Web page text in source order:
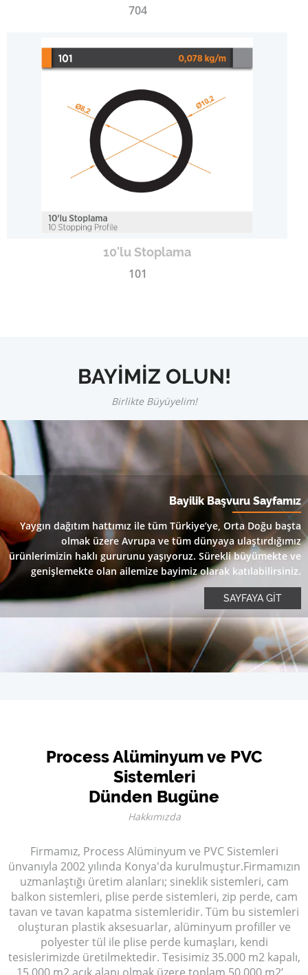
704
10'lu Stoplama
101
BAYİMİZ OLUN!
Birlikte Büyüyelim!
Bayilik Başvuru Sayfamız
Yaygın dağıtım hattımız ile tüm Türkiye’ye, Orta Doğu başta
olmak üzere Avrupa ve tüm dünyaya ulaştırdığımız
ürünlerimizin haklı gururunu yaşıyoruz. Sürekli büyümekte ve
genişlemekte olan ailemize bayimiz olarak katılabilirsiniz.
SAYFAYA GİT
Process Alüminyum ve PVC
Sistemleri
Dünden Bugüne
Hakkımızda
Firmamız, Process Alüminyum ve PVC Sistemleri
ünvanıyla 2002 yılında Konya'da kurulmuştur.Firmamızın
uzmanlaştığı üretim alanları; sineklik sistemleri, cam
balkon sistemleri, plise perde sistemleri, zip perde, cam
tavan ve tavan kapatma sistemleridir. Tüm bu sistemleri
oluşturan plastik aksesuarlar, alüminyum profiller ve
polyester tül ile plise perde kumaşları, kendi
tesislerimizde üretilmektedir. Tesisimiz 35.000 m2 kapalı,